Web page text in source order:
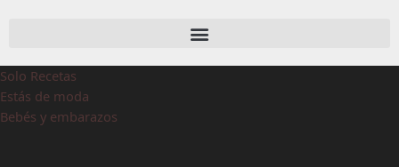
Solo Recetas
Estás de moda
Bebés y embarazos